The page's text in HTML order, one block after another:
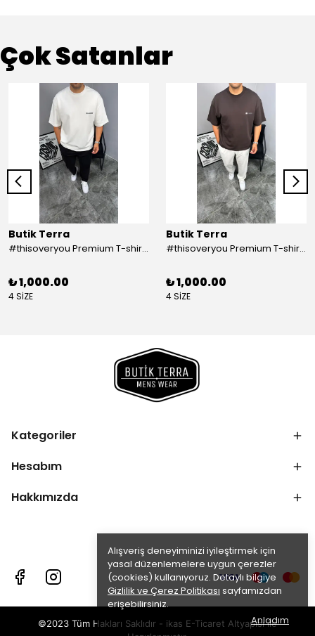
Alışveriş deneyiminizi iyileştirmek için
yasal düzenlemelere uygun çerezler
(cookies) kullanıyoruz. Detaylı bilgiye
Gizlilik ve Çerez Politikası sayfamızdan
erişebilirsiniz.
Anladım
Çok Satanlar
Butik Terra
#thisoveryou Premium T-shirt Beyaz
₺ 1,000.00
4 SİZE
Butik Terra
#thisoveryou Premium T-shirt Kahve
₺ 1,000.00
4 SİZE
Kategoriler
Hesabım
Hakkımızda
©2023 Tüm Hakları Saklıdır - ikas E-Ticaret Altyapısı ile